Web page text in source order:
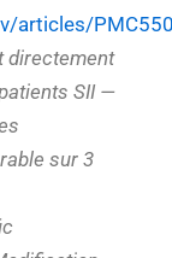
articles/
directement
SII —
sur 3